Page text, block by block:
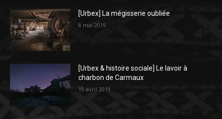
[Urbex] La mégisserie oubliée
8 mai 2019
[Urbex & histoire sociale] Le lavoir à
charbon de Carmaux
19 avril 2019